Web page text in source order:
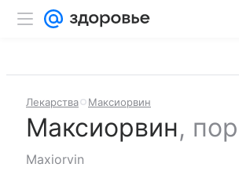
Лекарства Максиорвин
Максиорвин,
Maxiorvin